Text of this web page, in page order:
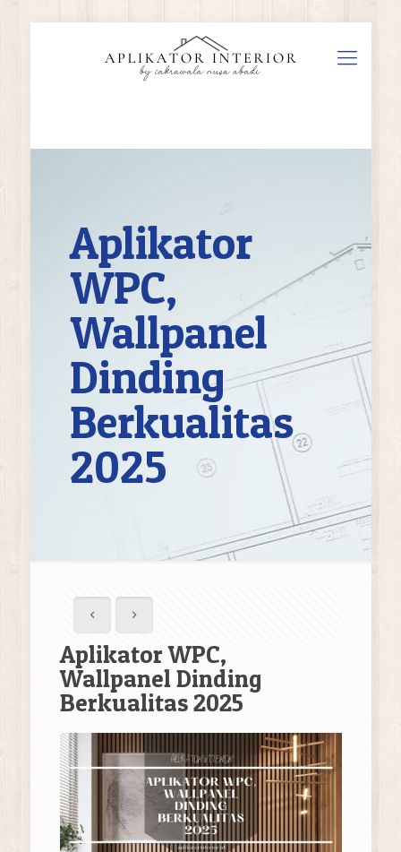
Aplikator
WPC,
Wallpanel
Dinding
Berkualitas
2025
Aplikator WPC,
Wallpanel Dinding
Berkualitas 2025